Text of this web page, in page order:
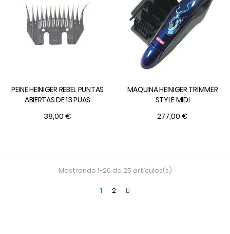
PEINE HEINIGER REBEL PUNTAS
ABIERTAS DE 13 PUAS
38,00 €
MAQUINA HEINIGER TRIMMER
STYLE MIDI
277,00 €
Mostrando 1-20 de 25 artículos(s)
1 2